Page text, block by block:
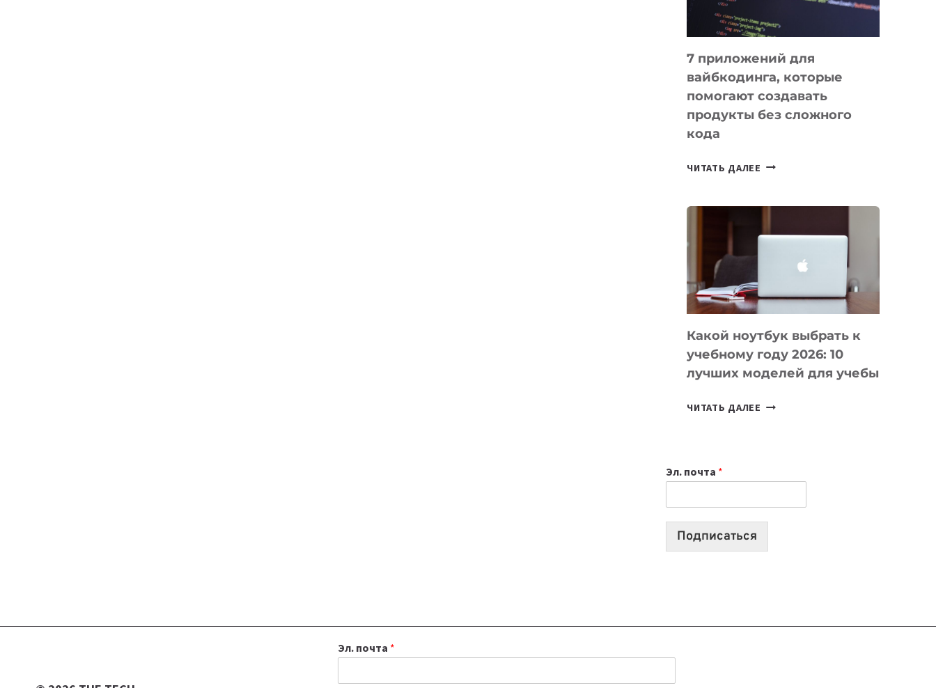
7 приложений для
вайбкодинга, которые
помогают создавать
продукты без сложного
кода
ЧИТАТЬ ДАЛЕЕ
КОТОРЫЕ
СОЗДАВАТЬ
БЕЗ
КОДА
Какой ноутбук выбрать к
учебному году 2026: 10
лучших моделей для учебы
ЧИТАТЬ ДАЛЕЕ КАКОЙ
2026:
10
Эл. почта *
Подписаться
Эл. почта *